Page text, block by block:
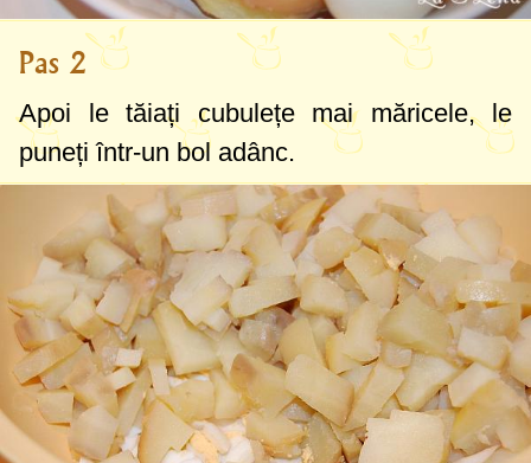
Pas 2
Apoi le tăiați cubulețe mai măricele, le
puneți într-un bol adânc.